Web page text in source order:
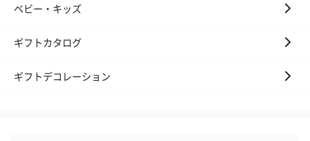
ディット（712円）
ジョニ－ウ
ブラック１２
ベビー・キッズ
ギフトカタログ
ギフトデコレーション